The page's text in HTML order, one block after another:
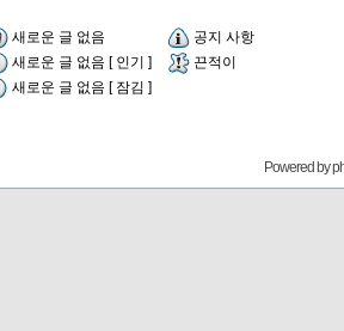
새로운 글 없음
공지 사항
새로운 글 없음 [ 인기 ]
끈적이
새로운 글 없음 [ 잠김 ]
Powered by